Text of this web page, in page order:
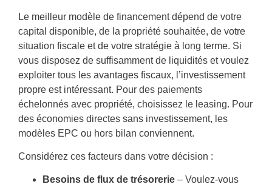
Le meilleur modèle de financement dépend de votre
capital disponible, de la propriété souhaitée, de votre
situation fiscale et de votre stratégie à long terme. Si
vous disposez de suffisamment de liquidités et voulez
exploiter tous les avantages fiscaux, l’investissement
propre est intéressant. Pour des paiements
échelonnés avec propriété, choisissez le leasing. Pour
des économies directes sans investissement, les
modèles EPC ou hors bilan conviennent.
Considérez ces facteurs dans votre décision :
Besoins de flux de trésorerie – Voulez-vous